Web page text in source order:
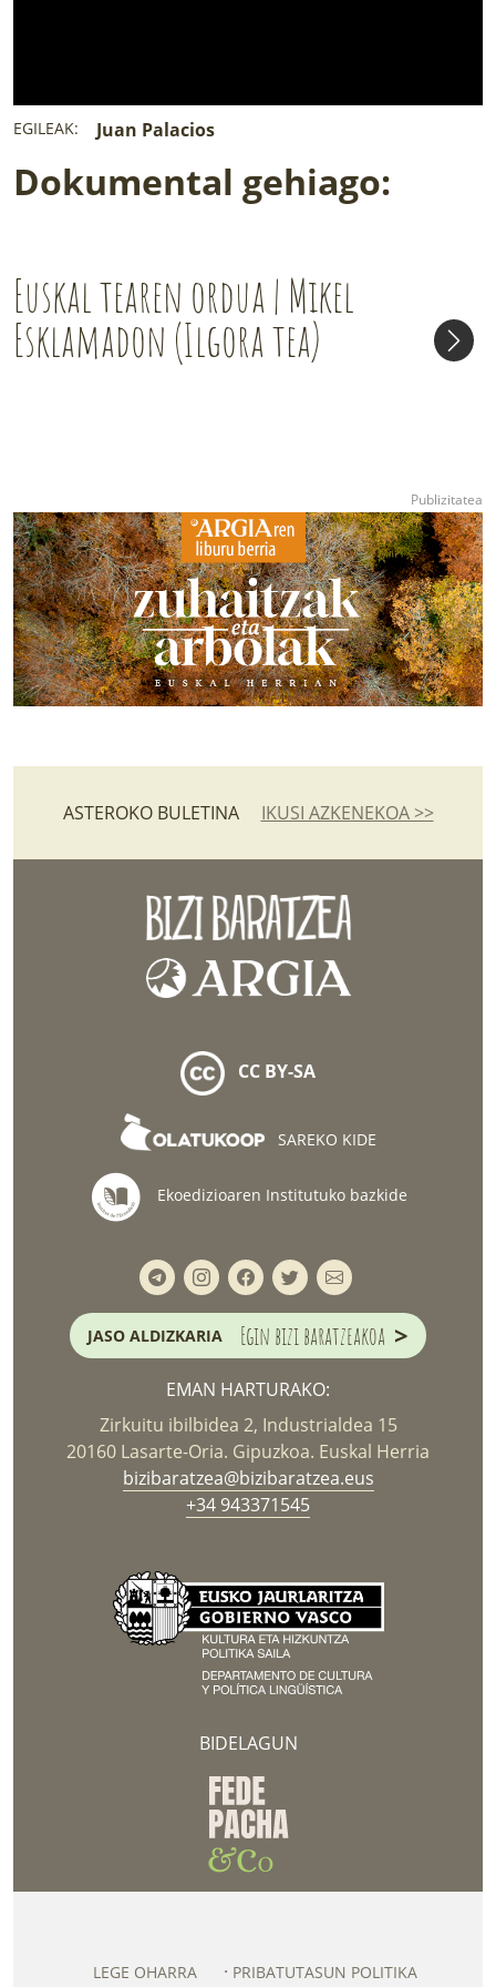
EGILEAK: Juan Palacios
Dokumental gehiago:
Euskal tearen ordua | Mikel
Esklamadon (Ilgora tea)
ASTEROKO BULETINA IKUSI AZKENEKOA >>
CC BY-SA
SAREKO KIDE
Ekoedizioaren Institutuko bazkide
JASO ALDIZKARIA Egin bizi baratzeakoa >
EMAN HARTURAKO:
Zirkuitu ibilbidea 2, Industrialdea 15
20160 Lasarte-Oria. Gipuzkoa. Euskal Herria
bizibaratzea@bizibaratzea.eus
+34 943371545
BIDELAGUN
LEGE OHARRA PRIBATUTASUN POLITIKA